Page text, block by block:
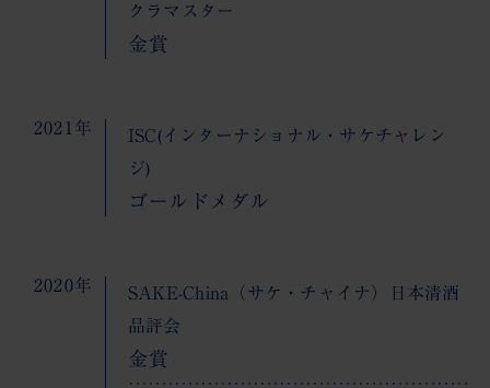
クラマスター
金賞
2021年
ISC(インターナショナル・サケチャレン
ジ)
ゴールドメダル
2020年
SAKE-China（サケ・チャイナ）日本清酒
品評会
金賞